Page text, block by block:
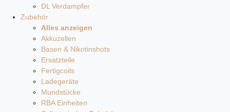
DL Verdampfer
Zubehör
Alles anzeigen
Akkuzellen
Basen & Nikotinshots
Ersatzteile
Fertigcoils
Ladegeräte
Mundstücke
RBA Einheiten